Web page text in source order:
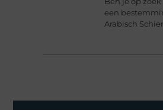
een
Arabisch